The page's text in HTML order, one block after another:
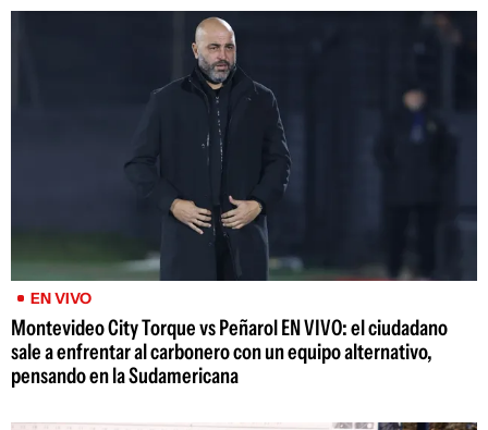
EN VIVO
Montevideo City Torque vs Peñarol EN VIVO: el ciudadano
sale a enfrentar al carbonero con un equipo alternativo,
pensando en la Sudamericana